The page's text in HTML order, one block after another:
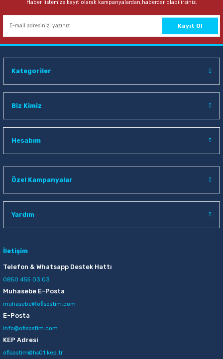
Haber listemize kayıt olarak kampanyalardan,haberdar olabilirsiniz.
Kayıt Ol
Kategoriler
Biz Kimiz
Hesabım
Özel Kampanyalar
Yardım
İletişim
Telefon & Whatsapp Destek Hattı
0850 455 03 03
Muhasebe E-Posta
muhasebe@ofisostim.com
E-Posta
info@ofisostim.com
KEP Adresi
ofisostim@hs01.kep.tr